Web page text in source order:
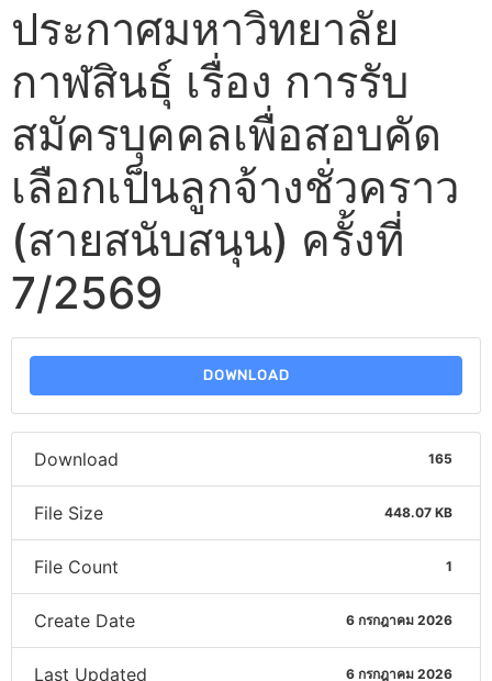
ประกาศมหาวิทยาลัย
กาฬสินธุ์ เรื่อง การรับ
สมัครบุคคลเพื่อสอบคัด
เลือกเป็นลูกจ้างชั่วคราว
(สายสนับสนุน) ครั้งที่
7/2569
DOWNLOAD
Download 165
File Size 448.07 KB
File Count 1
Create Date 6 กรกฎาคม 2026
Last Updated 6 กรกฎาคม 2026